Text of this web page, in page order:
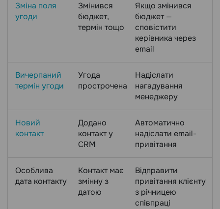
Зміна поля
угоди
Змінився
бюджет,
термін тощо
Якщо змінився
бюджет —
сповістити
керівника через
email
Вичерпаний
термін угоди
Угода
прострочена
Надіслати
нагадування
менеджеру
Новий
контакт
Додано
контакт у
CRM
Автоматично
надіслати email-
привітання
Особлива
дата контакту
Контакт має
змінну з
датою
Відправити
привітання клієнту
з річницею
співпраці